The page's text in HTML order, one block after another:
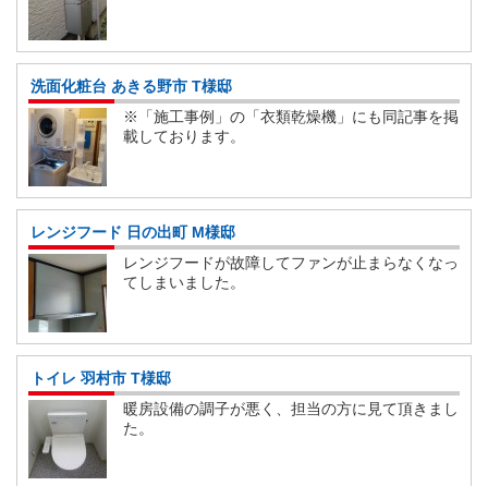
洗面化粧台 あきる野市 T様邸
※「施工事例」の「衣類乾燥機」にも同記事を掲
載しております。
レンジフード 日の出町 M様邸
レンジフードが故障してファンが止まらなくなっ
てしまいました。
トイレ 羽村市 T様邸
暖房設備の調子が悪く、担当の方に見て頂きまし
た。